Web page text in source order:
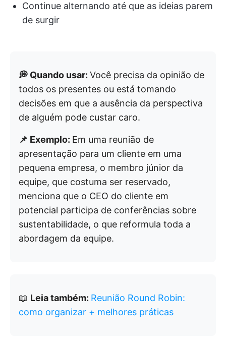
Continue alternando até que as ideias parem
de surgir
💭 Quando usar: Você precisa da opinião de
todos os presentes ou está tomando
decisões em que a ausência da perspectiva
de alguém pode custar caro.
📌 Exemplo: Em uma reunião de
apresentação para um cliente em uma
pequena empresa, o membro júnior da
equipe, que costuma ser reservado,
menciona que o CEO do cliente em
potencial participa de conferências sobre
sustentabilidade, o que reformula toda a
abordagem da equipe.
📖 Leia também: Reunião Round Robin:
como organizar + melhores práticas